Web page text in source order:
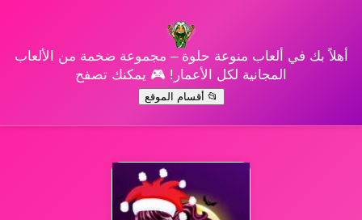
أهلاً بك في ألعاب منوعة حلوة – مجموعة ضخمة من الألعاب
المجانية لكل الأعمار! 🎮 يمكنك تصفح
📂 أقسام الموقع